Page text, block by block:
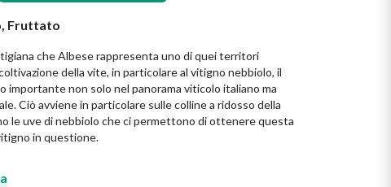
Fruttato
che Albese rappresenta uno di quei territori
della vite, in particolare al vitigno nebbiolo, il
importante non solo nel panorama viticolo italiano ma
Ciò avviene in particolare sulle colline a ridosso della
le uve di nebbiolo che ci permettono di ottenere questa
in questione.